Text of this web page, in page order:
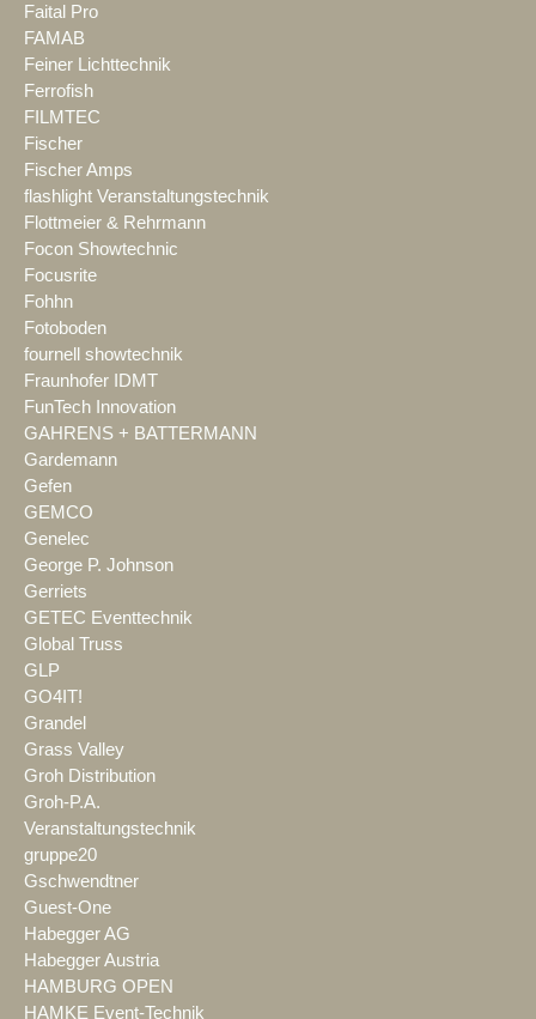
Faital Pro
FAMAB
Feiner Lichttechnik
Ferrofish
FILMTEC
Fischer
Fischer Amps
flashlight Veranstaltungstechnik
Flottmeier & Rehrmann
Focon Showtechnic
Focusrite
Fohhn
Fotoboden
fournell showtechnik
Fraunhofer IDMT
FunTech Innovation
GAHRENS + BATTERMANN
Gardemann
Gefen
GEMCO
Genelec
George P. Johnson
Gerriets
GETEC Eventtechnik
Global Truss
GLP
GO4IT!
Grandel
Grass Valley
Groh Distribution
Groh-P.A.
Veranstaltungstechnik
gruppe20
Gschwendtner
Guest-One
Habegger AG
Habegger Austria
HAMBURG OPEN
HAMKE Event-Technik